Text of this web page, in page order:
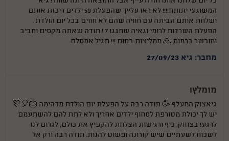
המשוגעי יתותח!!!! לא ראו עלייך שהפעלת 50 ילדים ריכזת אותם
ושלחת אותם הביתה עם חוויה שהם לא חווים בכל יום הולדת .
הפעלת השרדות לרומי וגאיה שחגגו 7 ! תודה שאתה מקסים וחביב
ומוכשר ברמות 🙏 ממליצות בחום !!! תגיל אמסלם
מחבר: גיא 27/09/23
מומלץ!
גיאצוק המעלף 🥳 תודה רבה על הפעלת יום הולדת מדהימה 🎂🎈🎊
יש לך יכולת מטורפת לסחוף ילדים אחריך ולא לתת להם להשתעמם
לרגע! בצחוק, כיף ורגישות הצלחת להקפיץ את כולם, לגרום לנו
לשכוח לשעתיים שיש קורונה ופשוט להנות. תודה רבה ורק אל